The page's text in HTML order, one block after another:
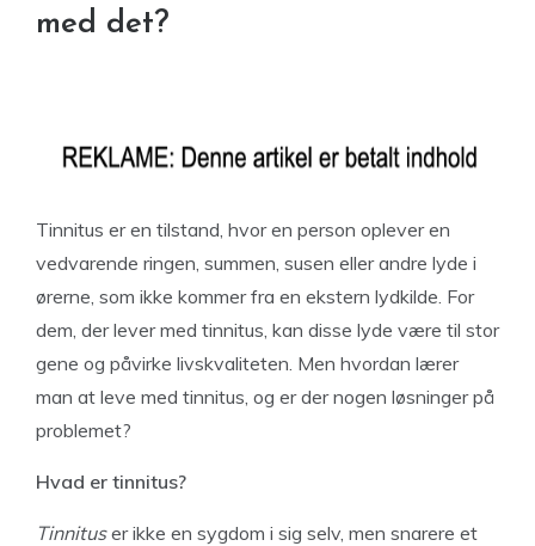
med det?
Tinnitus er en tilstand, hvor en person oplever en
vedvarende ringen, summen, susen eller andre lyde i
ørerne, som ikke kommer fra en ekstern lydkilde. For
dem, der lever med tinnitus, kan disse lyde være til stor
gene og påvirke livskvaliteten. Men hvordan lærer
man at leve med tinnitus, og er der nogen løsninger på
problemet?
Hvad er tinnitus?
Tinnituser ikke en sygdom i sig selv, men snarere et